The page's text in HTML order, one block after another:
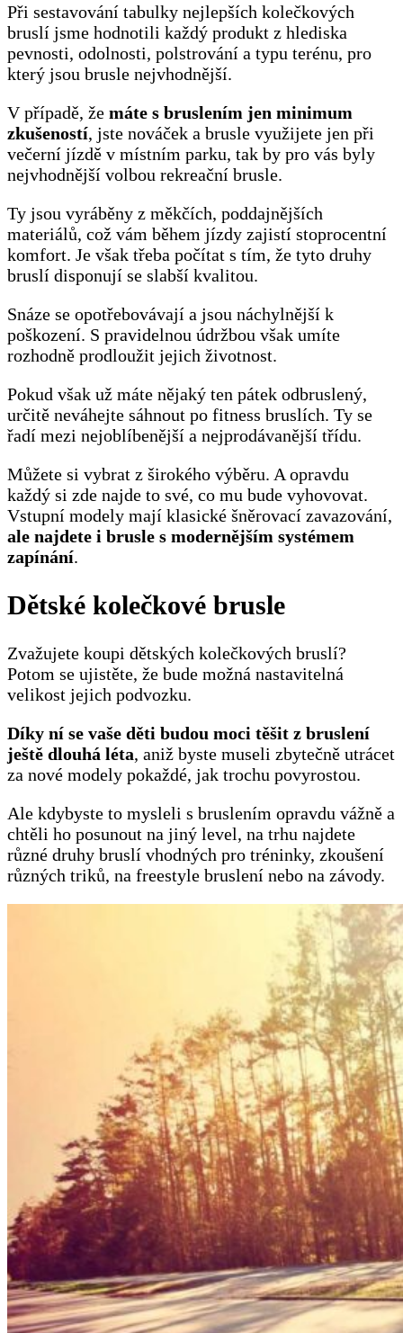
Při sestavování tabulky nejlepších kolečkových
bruslí jsme hodnotili každý produkt z hlediska
pevnosti, odolnosti, polstrování a typu terénu, pro
který jsou brusle nejvhodnější.
V případě, že máte s bruslením jen minimum
zkušeností, jste nováček a brusle využijete jen při
večerní jízdě v místním parku, tak by pro vás byly
nejvhodnější volbou rekreační brusle.
Ty jsou vyráběny z měkčích, poddajnějších
materiálů, což vám během jízdy zajistí stoprocentní
komfort. Je však třeba počítat s tím, že tyto druhy
bruslí disponují se slabší kvalitou.
Snáze se opotřebovávají a jsou náchylnější k
poškození. S pravidelnou údržbou však umíte
rozhodně prodloužit jejich životnost.
Pokud však už máte nějaký ten pátek odbruslený,
určitě neváhejte sáhnout po fitness bruslích. Ty se
řadí mezi nejoblíbenější a nejprodávanější třídu.
Můžete si vybrat z širokého výběru. A opravdu
každý si zde najde to své, co mu bude vyhovovat.
Vstupní modely mají klasické šněrovací zavazování,
ale najdete i brusle s modernějším systémem
zapínání.
Dětské kolečkové brusle
Zvažujete koupi dětských kolečkových bruslí?
Potom se ujistěte, že bude možná nastavitelná
velikost jejich podvozku.
Díky ní se vaše děti budou moci těšit z bruslení
ještě dlouhá léta, aniž byste museli zbytečně utrácet
za nové modely pokaždé, jak trochu povyrostou.
Ale kdybyste to mysleli s bruslením opravdu vážně a
chtěli ho posunout na jiný level, na trhu najdete
různé druhy bruslí vhodných pro tréninky, zkoušení
různých triků, na freestyle bruslení nebo na závody.